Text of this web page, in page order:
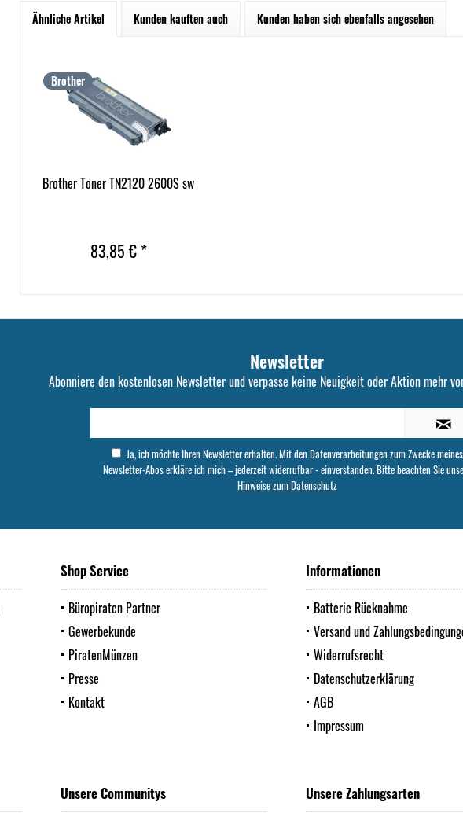
Ähnliche Artikel Kunden kauften auch Kunden haben sich ebenfalls angesehen
Brother
Brother Toner TN2120 2600S sw
83,85 € *
Newsletter
Abonniere den kostenlosen Newsletter und verpasse keine Neuigkeit oder Aktion mehr
Ja, ich möchte Ihren Newsletter erhalten. Mit den Datenverarbeitungen zum Zwecke meines
Newsletter-Abos erkläre ich mich – jederzeit widerrufbar - einverstanden. Bitte beachten Sie
Hinweise zum Datenschutz
Shop Service
Büropiraten Partner
Gewerbekunde
PiratenMünzen
Presse
Kontakt
Informationen
Batterie Rücknahme
Versand und
Widerrufsrecht
Datenschutzerklärung
AGB
Impressum
Unsere Communitys Unsere Zahlungsarten